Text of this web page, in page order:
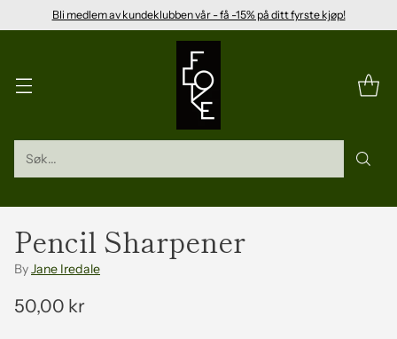
Bli medlem av kundeklubben vår - få -15% på ditt fyrste kjøp!
Søk...
Pencil Sharpener
ByJane Iredale
Vanleg
50,00 kr